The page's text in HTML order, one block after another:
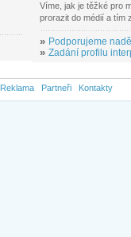
Víme, jak je těžké pro
prorazit do médií a tím
» Podporujeme
» Zadání profilu
Reklama Partneři Kontakty